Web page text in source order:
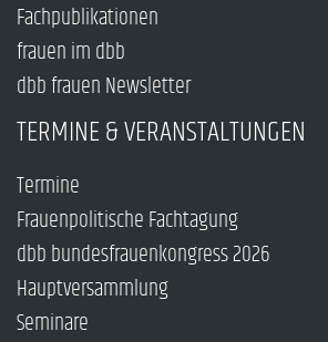
Fachpublikationen
frauen im dbb
dbb frauen Newsletter
TERMINE & VERANSTALTUNGEN
Termine
Frauenpolitische Fachtagung
dbb bundesfrauenkongress 2026
Hauptversammlung
Seminare